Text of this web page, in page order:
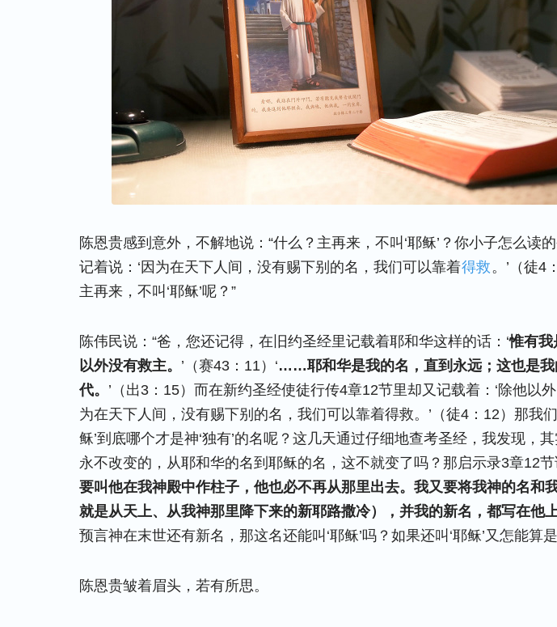
陈恩贵感到意外，不解地说：“什么？主再来，不叫‘耶稣’？你小子怎么读
记着说：‘因为在天下人间，没有赐下别的名，我们可以靠着得救。’（徒4
主再来，不叫‘耶稣’呢？”
陈伟民说：“爸，您还记得，在旧约圣经里记载着耶和华这样的话：‘惟有我
以外没有救主。 ’（赛43：11）‘……耶和华是我的名，直到永远；这也是我
代。 ’（出3：15）而在新约圣经使徒行传4章12节里却又记载着：‘除他以
为在天下人间，没有赐下别的名，我们可以靠着得救。’（徒4：12）那我们
稣’到底哪个才是神‘独有’的名呢？这几天通过仔细地查考圣经，我发现，
永不改变的，从耶和华的名到耶稣的名，这不就变了吗？那启示录3章12节
要叫他在我神殿中作柱子，他也必不再从那里出去。我又要将我神的名和
就是从天上、从我神那里降下来的新耶路撒冷），并我的新名，都写在他上
预言神在末世还有新名，那这名还能叫‘耶稣’吗？如果还叫‘耶稣’又怎能算
陈恩贵皱着眉头，若有所思。